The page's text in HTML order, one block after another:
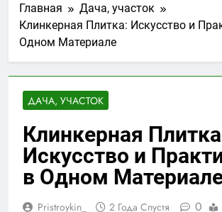
Главная
Дача, участок
Клинкерная Плитка: Искусство и
Одном Материале
ДАЧА, УЧАСТОК
Клинкерная
Искусство и
в Одном
Pristroykin_ 2 Года Спустя 0